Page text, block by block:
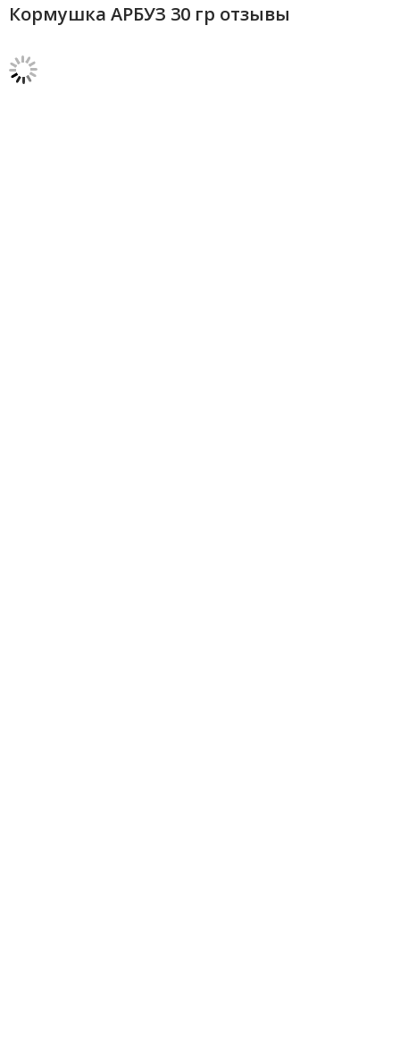
Кормушка АРБУЗ 30 гр отзывы